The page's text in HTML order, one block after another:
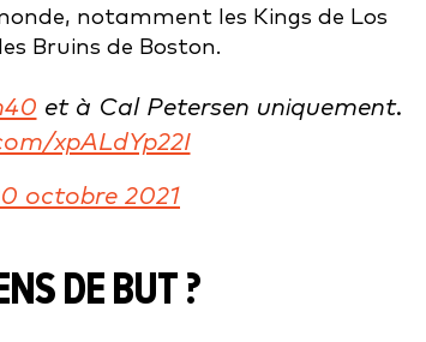
notamment les Kings de Los
Bruins de Boston.
et à Cal Petersen uniquement.
xpALdYp22I
octobre 2021
DE BUT ?